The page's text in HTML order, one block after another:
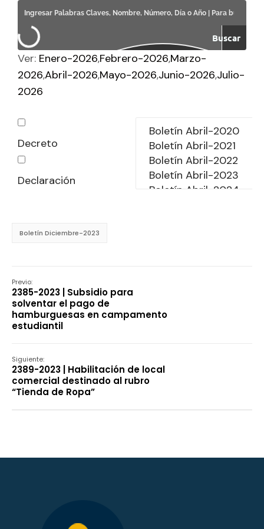
Buscar
Ver: Enero-2026 Febrero-2026 Marzo-
2026Abril-2026 Mayo-2026 Junio-2026 Julio-
2026
Decreto
Declaración
Boletín Diciembre-2023
Previo:
2385-2023 | Subsidio para
solventar el pago de
hamburguesas en campamento
estudiantil
Siguiente:
2389-2023 | Habilitación de local
comercial destinado al rubro
“Tienda de Ropa”